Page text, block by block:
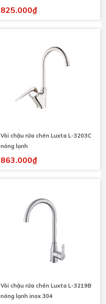
825.000₫
Vòi chậu rửa chén Luxta L-3203C
nóng lạnh
863.000₫
Vòi chậu rửa chén Luxta L-3219B
nóng lạnh inox 304